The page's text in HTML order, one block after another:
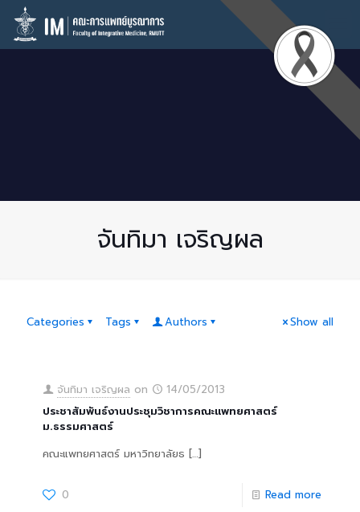
จันทิมา เจริญผล
Categories Tags Authors Show all
จันทิมา เจริญผล on
14/05/2013
ประชาสัมพันธ์งานประชุมวิชาการคณะแพทยศาสตร์
ม.ธรรมศาสตร์
คณะแพทยศาสตร์ มหาวิทยาลัยธ […]
0 Read more